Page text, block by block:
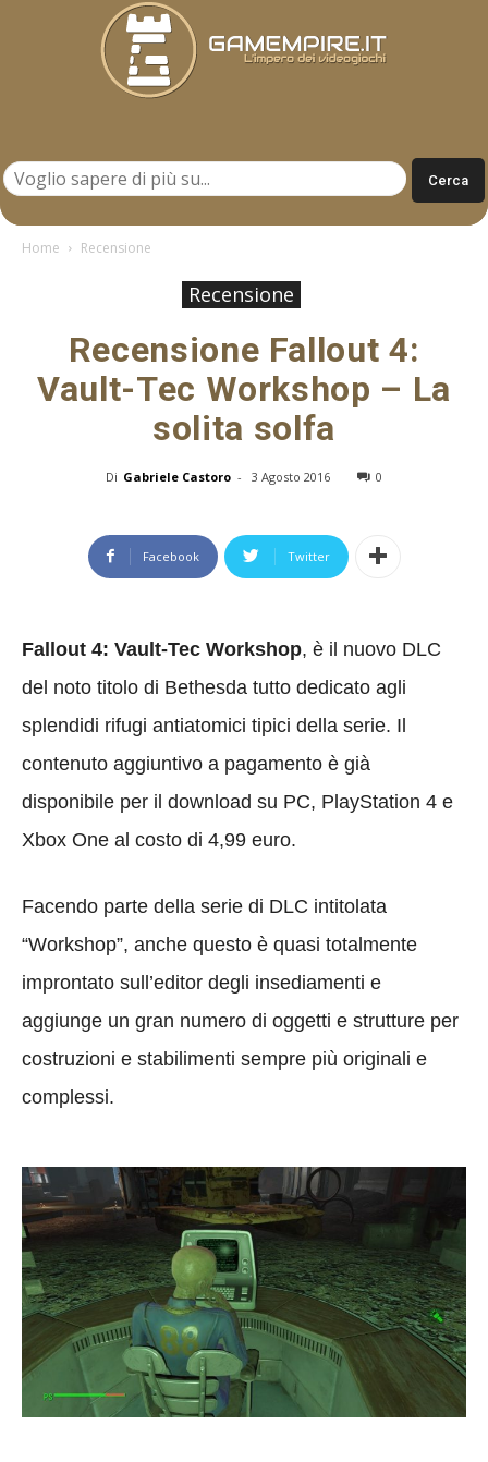
Home Recensione
Recensione
Recensione Fallout 4:
Vault-Tec Workshop – La
solita solfa
Di Gabriele Castoro - 3 Agosto 2016 0
Facebook Twitter
Fallout 4: Vault-Tec Workshop, è il nuovo DLC
del noto titolo di Bethesda tutto dedicato agli
splendidi rifugi antiatomici tipici della serie. Il
contenuto aggiuntivo a pagamento è già
disponibile per il download su PC, PlayStation 4 e
Xbox One al costo di 4,99 euro.
Facendo parte della serie di DLC intitolata
“Workshop”, anche questo è quasi totalmente
improntato sull’editor degli insediamenti e
aggiunge un gran numero di oggetti e strutture per
costruzioni e stabilimenti sempre più originali e
complessi.